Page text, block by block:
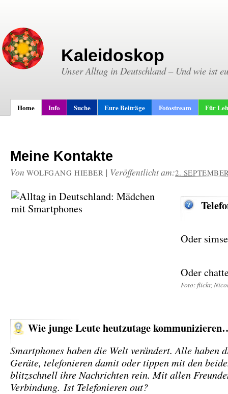
Kaleidoskop
Unser Alltag in Deutschland – Und wie ist
Home Info Suche Eure Beiträge Fotostream Für
Meine Kontakte
Von WOLFGANG HIEBER | Veröffentlicht am:2.
Oder
Oder
Foto: flickr,
Wie junge Leute heutzutage
Smartphones haben die Welt verändert. Alle haben
Geräte, telefonieren damit oder tippen mit den
blitzschnell ihre Nachrichten rein. Mit allen
Verbindung. Ist Telefonieren out?